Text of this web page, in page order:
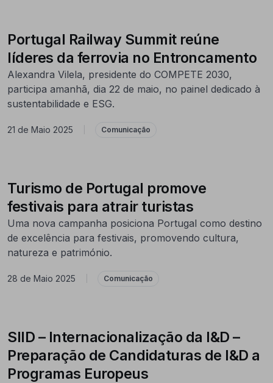
Portugal Railway Summit reúne
líderes da ferrovia no Entroncamento
Alexandra Vilela, presidente do COMPETE 2030,
participa amanhã, dia 22 de maio, no painel dedicado à
sustentabilidade e ESG.
21 de Maio 2025 Comunicação
Turismo de Portugal promove
festivais para atrair turistas
Uma nova campanha posiciona Portugal como destino
de excelência para festivais, promovendo cultura,
natureza e património.
28 de Maio 2025 Comunicação
SIID – Internacionalização da I&D –
Preparação de Candidaturas de I&D a
Programas Europeus